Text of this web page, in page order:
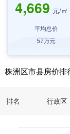
4,669 元/㎡
平均总价
57万元
株洲区市县房价排
排名 行政区